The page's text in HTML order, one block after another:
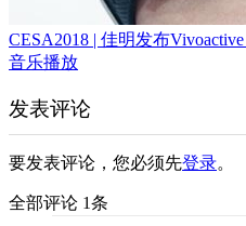
CESA2018 | 佳明发布
音乐播放
发表评论
要发表评论，您必须先登录。
全部评论 1条